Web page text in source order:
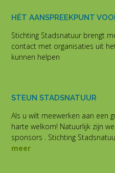
HÉT AANSPREEKPUNT
Stichting Stadsnatuur brengt
contact met organisaties uit
kunnen helpen
STEUN STADSNATUUR
Als u wilt meewerken aan een
harte welkom! Natuurlijk zijn
sponsors . Stichting
meer